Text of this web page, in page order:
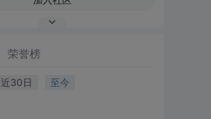
荣誉榜
近30日 至今